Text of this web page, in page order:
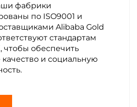
фабрики
по ISO9001 и
Alibaba Gold
стандартам
чтобы обеспечить
и социальную